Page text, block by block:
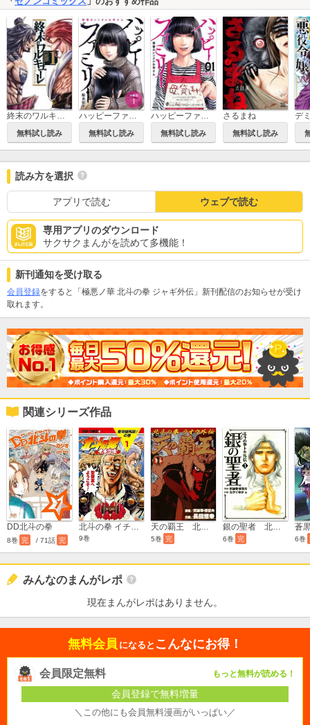
終末のワルキューレ
無料試し読み
ハッピーファミリー 復讐のレンタルお母さん 分冊版
無料試し読み
ハッピーファミリー 復讐のレンタルお母さん
無料試し読み
さるまね
無料試し読み
読み方を選択
アプリで読む ウェブで読む
専用アプリのダウンロード
サクサクまんがを読めて多機能！
新刊通知を受け取る
会員登録をすると「極悪ノ華 北斗の拳 ジャギ外伝」新刊配信のお知らせが受け
取れます。
関連シリーズ作品
DD北斗の拳
8巻 完 / 71話 完
北斗の拳 イチゴ味
9巻
天の覇王 北斗の拳 ラオウ外伝
5巻 完
銀の聖者 北斗の拳 トキ外伝
6巻 完 6巻
みんなのまんがレポ
現在まんがレポはありません。
無料会員 になると こんなにお得！
会員限定無料 もっと無料が読める！
会員登録で無料増量
＼この他にも会員無料漫画がいっぱい／